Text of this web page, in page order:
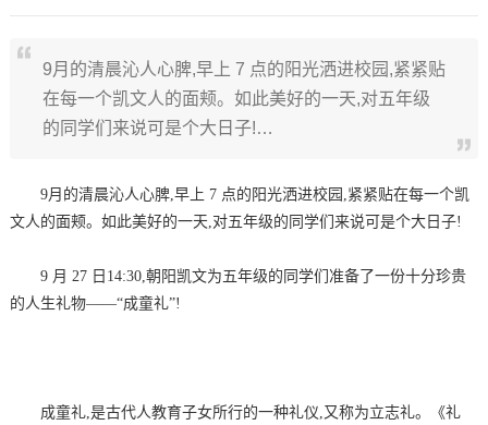
9月的清晨沁人心脾,早上 7 点的阳光洒进校园,紧紧贴
在每一个凯文人的面颊。如此美好的一天,对五年级
的同学们来说可是个大日子!…
9月的清晨沁人心脾,早上 7 点的阳光洒进校园,紧紧贴在每一个凯
文人的面颊。如此美好的一天,对五年级的同学们来说可是个大日子!
9 月 27 日14:30,朝阳凯文为五年级的同学们准备了一份十分珍贵
的人生礼物——“成童礼”!
成童礼,是古代人教育子女所行的一种礼仪,又称为立志礼。《礼